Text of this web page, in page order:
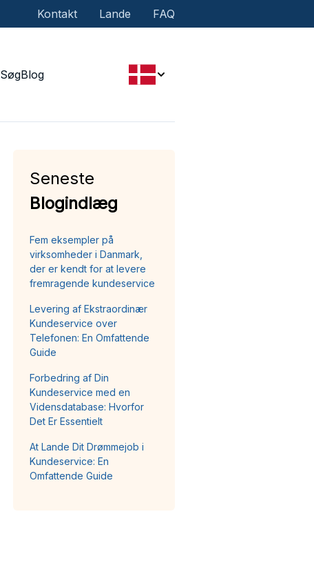
Kontakt Lande FAQ
SøgBlog
Seneste
Blogindlæg
Fem eksempler på
virksomheder i Danmark,
der er kendt for at levere
fremragende kundeservice
Levering af Ekstraordinær
Kundeservice over
Telefonen: En Omfattende
Guide
Forbedring af Din
Kundeservice med en
Vidensdatabase: Hvorfor
Det Er Essentielt
At Lande Dit Drømmejob i
Kundeservice: En
Omfattende Guide